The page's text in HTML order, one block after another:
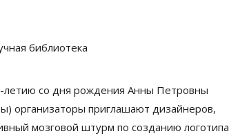
библиотека
летию со дня рождения Анны Петровны
организаторы приглашают дизайнеров,
мозговой штурм по созданию логотипа